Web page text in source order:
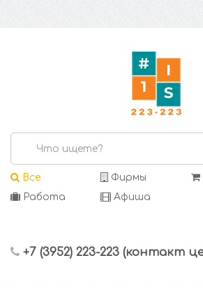
Все Фирмы
Работа
Афиша
+7 (3952) 223-223 (контакт